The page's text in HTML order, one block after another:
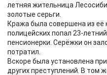
летняя жительница
золотые серьги.
Кража была совершена из её
полицейских попал 23-
пенсионерки. Серёжки он
потратил.
Вскоре была установлена
других преступлений. В том